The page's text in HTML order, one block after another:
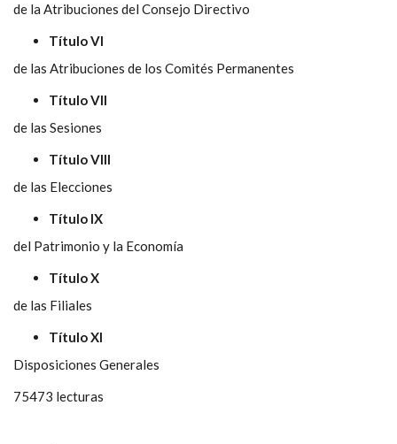
de la Atribuciones del Consejo Directivo
Título VI
de las Atribuciones de los Comités Permanentes
Título VII
de las Sesiones
Título VIII
de las Elecciones
Título IX
del Patrimonio y la Economía
Título X
de las Filiales
Título XI
Disposiciones Generales
75473 lecturas